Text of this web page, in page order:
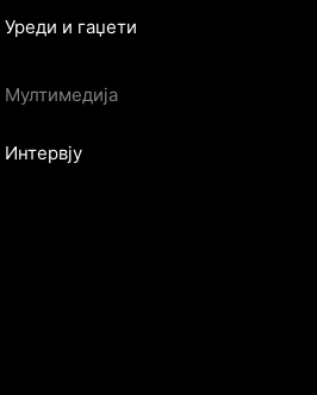
Уреди и гаџети
Мултимедија
Интервју